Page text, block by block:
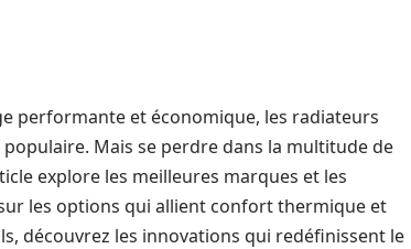
performante et économique, les radiateurs
Mais se perdre dans la multitude de
explore les meilleures marques et les
les options qui allient confort thermique et
découvrez les innovations qui redéfinissent le